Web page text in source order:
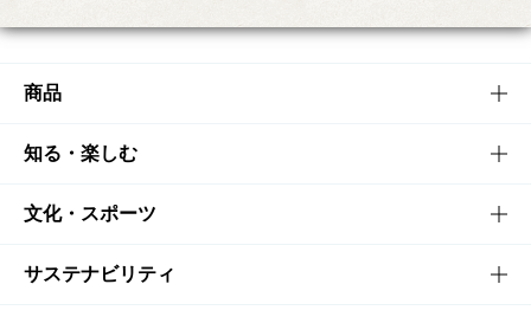
商品
商品TOP
商品一覧
商品発売情報
知る・楽しむ
知る・楽しむTOP
キャンペーン
文化・スポーツ
文化・スポーツTOP
サステナビリティ